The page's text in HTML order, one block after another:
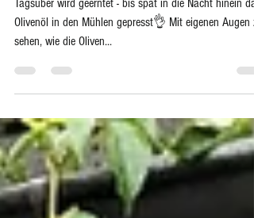
Natives Olivenöl - das goldene Grün vom
Peloponnes ❤️
Tagsüber wird geerntet - bis spät in die Nacht hinein das
Olivenöl in den Mühlen gepresst👌 Mit eigenen Augen
sehen, wie die Oliven...